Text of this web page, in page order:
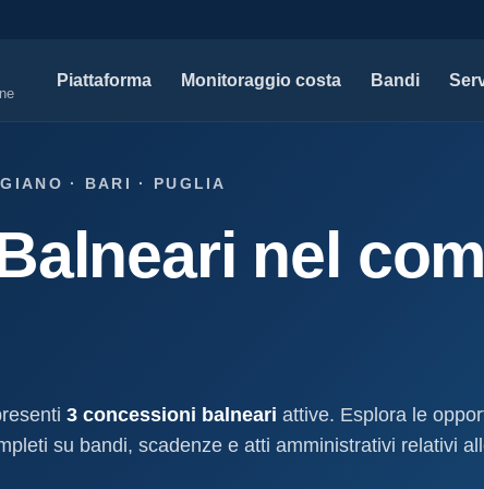
Piattaforma Monitoraggio costa Bandi
e
Soluzioni per studi tecnici, legali e PA.
Modello D1
marittimo.
I nostri
Open data
· BARI · PUGLIA
nel
3 concessioni balneari attive. Esplora le
su bandi, scadenze e atti amministrativi relativi